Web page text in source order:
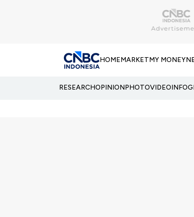
HOMEMARKETMY MONEY
RESEARCHOPINIONPHOTOVIDEO